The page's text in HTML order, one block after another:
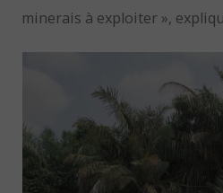
minerais à exploiter »,